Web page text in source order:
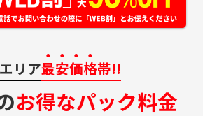
リア最安価格帯!!
お得なパック料金